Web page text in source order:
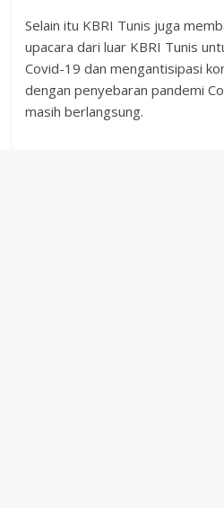
Selain itu KBRI Tunis juga
upacara dari luar KBRI Tunis
Covid-19 dan mengantisipasi
dengan penyebaran pandemi
masih berlangsung.